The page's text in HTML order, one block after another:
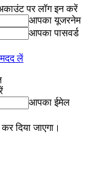
पर लॉग इन करें
आपका यूजरनेम
आपका पासवर्ड
लें
आपका ईमेल
दिया जाएगा।